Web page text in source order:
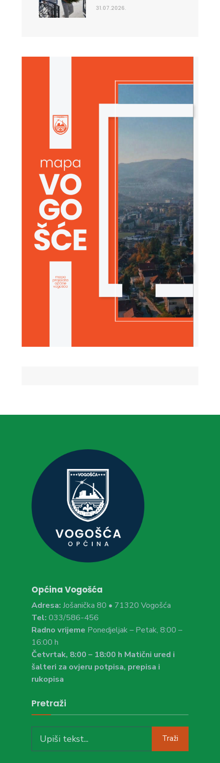
31.07.2026.
Općina Vogošća
Adresa: Jošanička 80 • 71320 Vogošća
Tel: 033/586-456
Radno vrijeme Ponedjeljak – Petak, 8:00 –
16:00 h
Četvrtak, 8:00 – 18:00 h Matični ured i
šalteri za ovjeru potpisa, prepisa i
rukopisa
Pretraži
for:
Traži